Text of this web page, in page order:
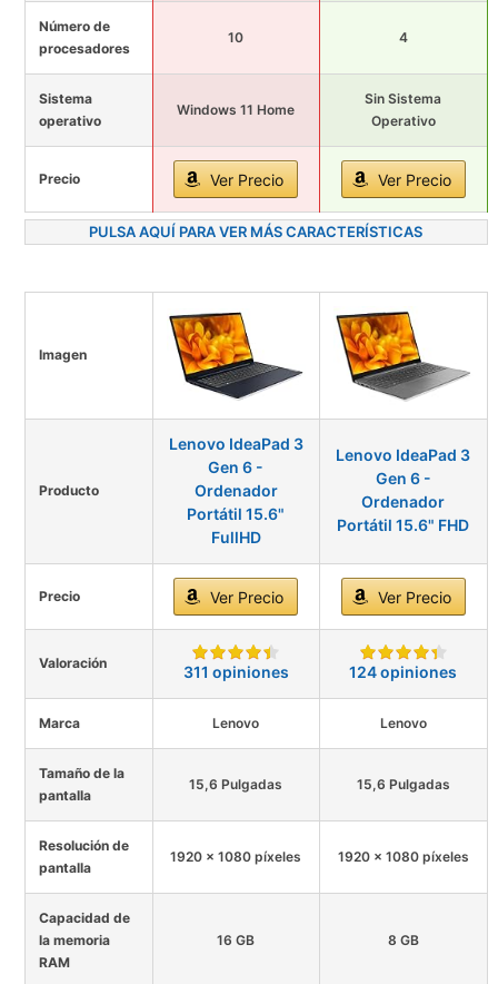
Número de
procesadores
10 4
Sistema
operativo
Windows 11 Home
Sin Sistema
Operativo
Precio Ver Precio Ver Precio
PULSA AQUÍ PARA VER MÁS CARACTERÍSTICAS
Imagen
Producto
Lenovo IdeaPad 3
Gen 6 -
Ordenador
Portátil 15.6"
FullHD
Lenovo IdeaPad 3
Gen 6 -
Ordenador
Portátil 15.6" FHD
Precio Ver Precio Ver Precio
Valoración 311 opiniones 124 opiniones
Marca Lenovo Lenovo
Tamaño de la
pantalla
15,6 Pulgadas 15,6 Pulgadas
Resolución de
pantalla
1920 x 1080 píxeles 1920 x 1080 píxeles
Capacidad de
la memoria
RAM
16 GB 8 GB